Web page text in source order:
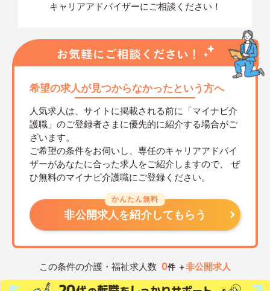
キャリアアドバイザーにご相談ください！
希望の求人が見つからなかったという方へ
人気求人は、サイトに掲載される前に「マイナビ介
護職」のご登録者さまに優先的に紹介する場合がご
ざいます。
ご希望の条件をお伺いし、専任のキャリアアドバイ
ザーがあなたに合った求人をご紹介しますので、
ぜ
ひ無料のマイナビ介護職にご登録ください。
かんたん無料
非公開求人を紹介してもらう
この条件の介護・福祉求人数 0件 ＋非公開求人